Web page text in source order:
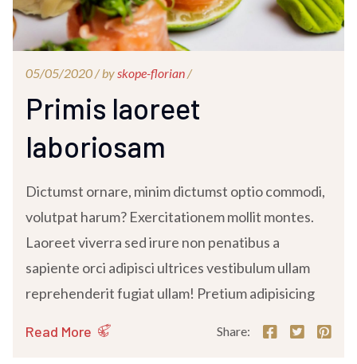
05/05/2020 /by skope-florian /
Primis laoreet
laboriosam
Dictumst ornare, minim dictumst optio commodi,
volutpat harum? Exercitationem mollit montes.
Laoreet viverra sed irure non penatibus a
sapiente orci adipisci ultrices vestibulum ullam
reprehenderit fugiat ullam! Pretium adipisicing
Read More Share: